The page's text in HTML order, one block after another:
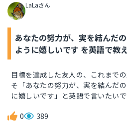
LaLaさん
あなたの努力が、実を結んだ
ように嬉しいです を英語で教
目標を達成した友人の、これまで
そ「あなたの努力が、実を結んだ
に嬉しいです」と英語で言いたいで
0 389